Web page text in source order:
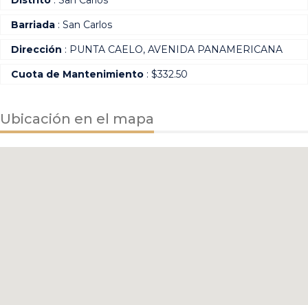
Barriada : San Carlos
Dirección : PUNTA CAELO, AVENIDA PANAMERICANA
Cuota de Mantenimiento : $332.50
Ubicación en el mapa